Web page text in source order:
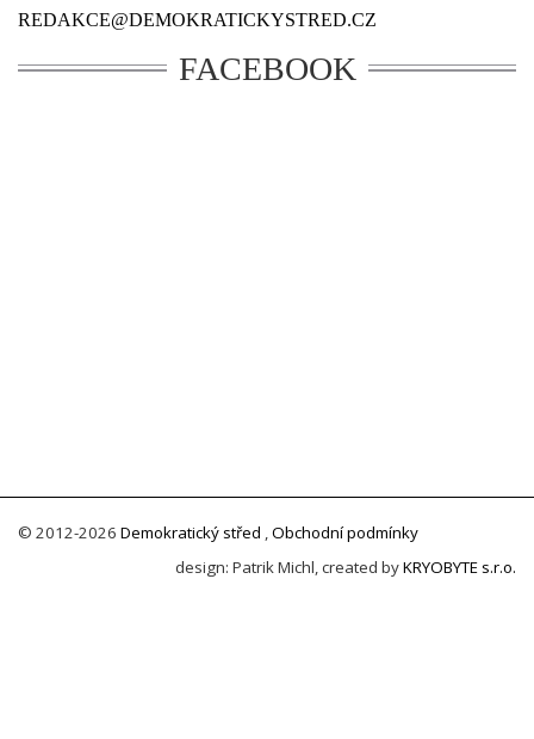
REDAKCE@DEMOKRATICKYSTRED.CZ
FACEBOOK
© 2012-2026 Demokratický střed ,Obchodní podmínky
design: Patrik Michl, created byKRYOBYTE s.r.o.